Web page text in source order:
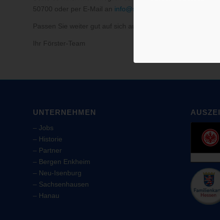
50700 oder per E-Mail an info@saniaetshaus-foerster.de
Passen Sie weiter gut auf sich auf und bleiben gesund!
Ihr Förster-Team
UNTERNEHMEN
– Jobs
– Historie
– Partner
– Bergen Enkheim
– Neu-Isenburg
– Sachsenhausen
– Hanau